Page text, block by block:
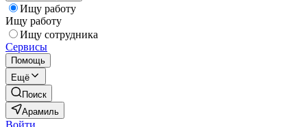
Ищу работу
Ищу работу
Ищу сотрудника
Сервисы
Помощь
Ещё
Поиск
Арамиль
Войти